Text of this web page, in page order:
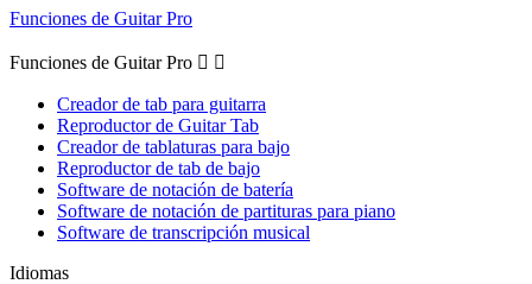
Funciones de Guitar Pro
Funciones de Guitar Pro  
Creador de tab para guitarra
Reproductor de Guitar Tab
Creador de tablaturas para bajo
Reproductor de tab de bajo
Software de notación de batería
Software de notación de partituras para piano
Software de transcripción musical
Idiomas